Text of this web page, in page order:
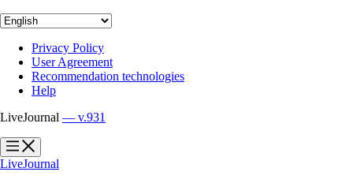
Privacy Policy
User Agreement
Recommendation technologies
Help
LiveJournal — v.931
?
?
LiveJournal